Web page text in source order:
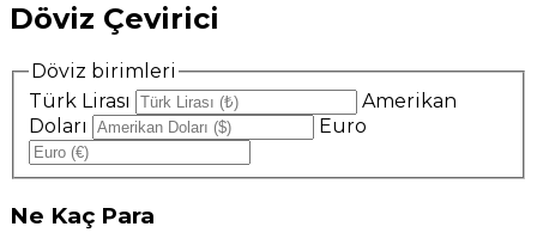
Döviz Çevirici
Döviz birimleri
Türk Lirası
Amerikan
Doları
Euro
Ne Kaç Para